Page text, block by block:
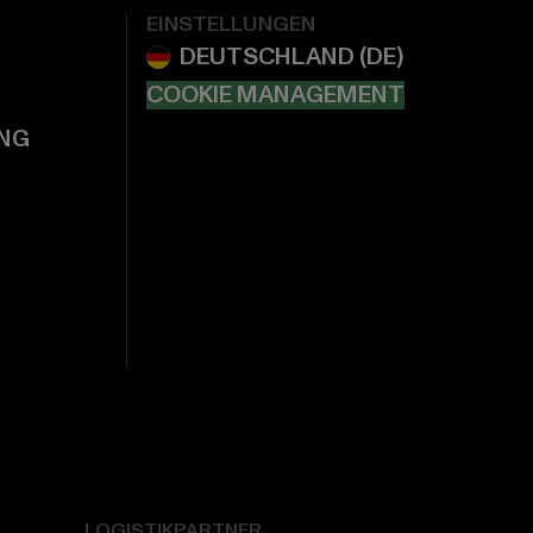
EINSTELLUNGEN
COOKIE MANAGEMENT